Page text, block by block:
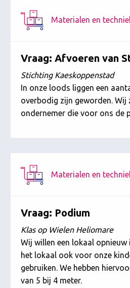
Materialen en
Vraag: Afvoeren van
Stichting Kaeskoppenstad
In onze loods liggen een
overbodig zijn geworden. Wij
ondernemer die voor ons de
Materialen en
Vraag: Podium
Klas op Wielen Heliomare
Wij willen een lokaal
het lokaal ook voor onze
gebruiken. We hebben
van 5 bij 4 meter.